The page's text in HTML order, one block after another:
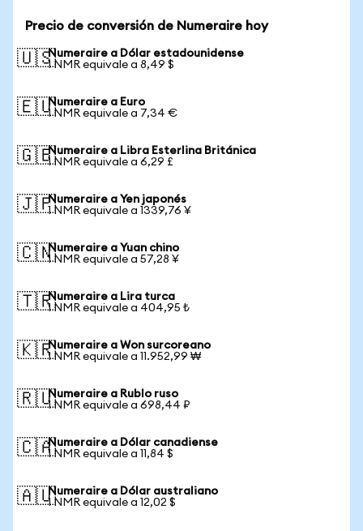
Precio de conversión de Numeraire hoy
🇺🇸Numeraire a Dólar estadounidense
1 NMR equivale a 8,49 $
🇪🇺Numeraire a Euro
1 NMR equivale a 7,34 €
🇬🇧Numeraire a Libra Esterlina Británica
1 NMR equivale a 6,29 £
🇯🇵Numeraire a Yen japonés
1 NMR equivale a 1339,76 ¥
🇨🇳Numeraire a Yuan chino
1 NMR equivale a 57,28 ¥
🇹🇷Numeraire a Lira turca
1 NMR equivale a 404,95 ₺
🇰🇷Numeraire a Won surcoreano
1 NMR equivale a 11.952,99 ₩
🇷🇺Numeraire a Rublo ruso
1 NMR equivale a 698,44 ₽
🇨🇦Numeraire a Dólar canadiense
1 NMR equivale a 11,84 $
🇦🇺Numeraire a Dólar australiano
1 NMR equivale a 12,02 $